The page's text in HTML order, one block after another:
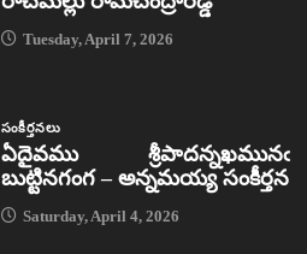
Tuesday, April 7, 2026
సంకీర్తనలు
ఏదైవము శ్రీపాదన్నఖమునఁ
బుట్టినగంగ – అన్నమయ్య సంకీర్తన
Saturday, April 4, 2026